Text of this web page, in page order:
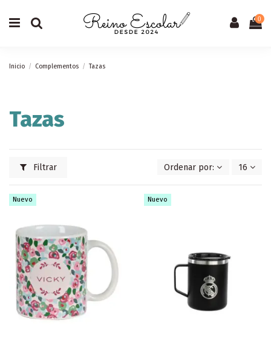
0
Inicio Complementos Tazas
Tazas
Filtrar Ordenar por: 16
Nuevo Nuevo